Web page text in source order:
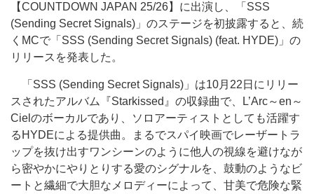
【COUNTDOWN JAPAN 25/26】に出演し、「SSS
(Sending Secret Signals)」のステージを初披露すると、続
くMCで「SSS (Sending Secret Signals) (feat. HYDE)」の
リリースを発表した。
「SSS (Sending Secret Signals)」は10月22日にリリー
スされたアルバム『Starkissed』の収録曲で、L’Arc～en～
Cielのボーカルであり、ソロアーティストとしても活躍す
るHYDEによる提供曲。まるでスパイ映画でレーザートラ
ップを抜け出すワンシーンのように他人の視線を避けなが
ら密やかにやりとりする愛のシグナルを、鼓動のようなビ
ートと繊細で大胆なメロディーによって、甘美で危険な緊